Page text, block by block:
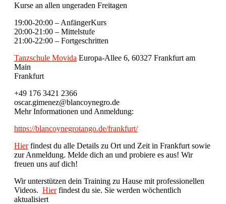
Kurse an allen ungeraden Freitagen
19:00-20:00 – AnfängerKurs
20:00-21:00 – Mittelstufe
21:00-22:00 – Fortgeschritten
Tanzschule Movida Europa-Allee 6, 60327 Frankfurt am
Main
Frankfurt
+49 176 3421 2366
oscar.gimenez@blancoynegro.de
Mehr Informationen und Anmeldung:
https://blancoynegrotango.de/frankfurt/
Hierfindest du alle Details zu Ort und Zeit in Frankfurt sowie
zur Anmeldung. Melde dich an und probiere es aus! Wir
freuen uns auf dich!
Wir unterstützen dein Training zu Hause mit professionellen
Videos. Hierfindest du sie. Sie werden wöchentlich
aktualisiert